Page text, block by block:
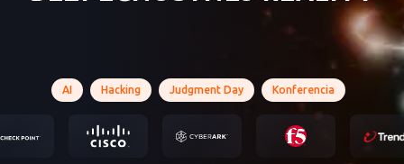
AI Hacking Judgment Day Konferencia